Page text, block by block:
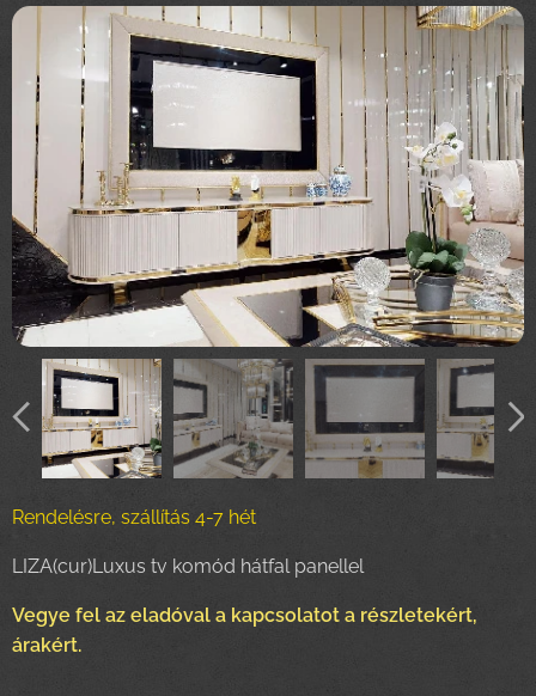
Rendelésre, szállítás 4-7 hét
LIZA(cur)Luxus tv komód hátfal panellel
Vegye fel az eladóval a kapcsolatot a részletekért,
árakért.